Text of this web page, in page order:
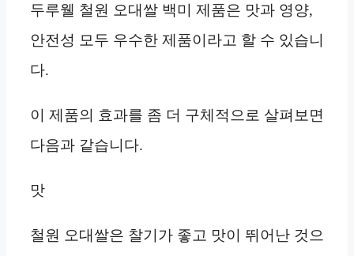
두루웰 철원 오대쌀 백미 제품은 맛과 영양,
안전성 모두 우수한 제품이라고 할 수 있습니
다.
이 제품의 효과를 좀 더 구체적으로 살펴보면
다음과 같습니다.
맛
철원 오대쌀은 찰기가 좋고 맛이 뛰어난 것으